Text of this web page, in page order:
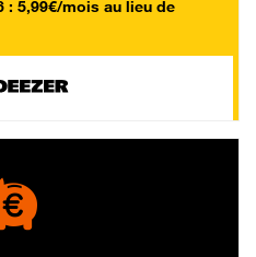
: 5,99€/mois au lieu de